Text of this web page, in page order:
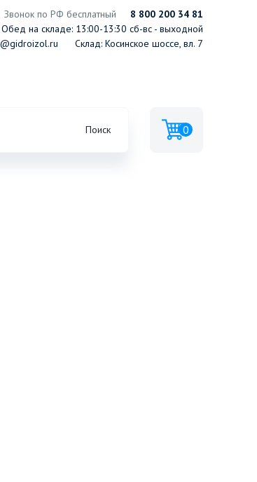
Звонок по РФ бесплатный
8 800 200 34 81
Обед на складе: 13:00-13:30 сб-вс - выходной
Склад: Косинское шоссе, вл. 7
Поиск 0